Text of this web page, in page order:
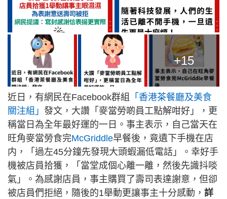
+15
近日，有網民在Facebook群組
「香港茶餐廳及美食
關注組」 發文，大讚「麥當勞啲員工點解咁好」，更
稱當日為全年最好運的一日。事主表示，自己當天在
旺角麥當勞食完McGriddle早餐後，竟遺下手機在店
内，「過左45分鐘先發現大頭蝦漏低電話」。幸好手
機被店員拾獲，「當堂成個心離一離，然後先識抖啖
氣」。為感謝店員，事主購買了壽司表達謝意，但卻
被店員們拒絕，隨後的1舉動更讓事主十分感動， 詳